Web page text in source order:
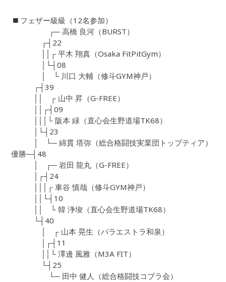
フェザー級級（12名参加）
┌─ 高橋 良河（BURST）
┌┤22
││┌ 平木 翔真（Osaka FitPitGym）
│└┤08
│ └ 川口 大輔（修斗GYM神戸）
┌┤39
││ ┌ 山中 昇（G-FREE）
││┌┤09
│││└ 阪本 緑（直心会生野道場TK68）
│└┤23
│ └─ 綿貫 塔弥（総合格闘技実業団トップティア）
優勝─┤48
│ ┌─ 岩田 龍丸（G-FREE）
│┌┤24
│││┌ 車谷 慎哉（修斗GYM神戸）
││└┤10
││ └ 韓 浄埈（直心会生野道場TK68）
└┤40
│ ┌ 山本 晃生（パラエストラ和泉）
│┌┤11
││└ 澤邊 風雅（M3A FIT）
└┤25
└─ 田中 健人（総合格闘技コブラ会）